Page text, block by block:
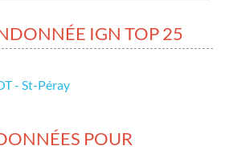
IGN TOP 25
- St-Péray
POUR